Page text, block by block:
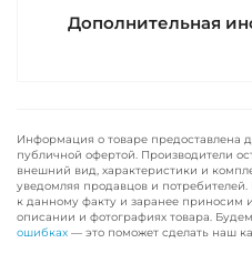
Дополнительная
Информация о товаре предоставлена
публичной офертой. Производители
внешний вид, характеристики и
уведомляя продавцов и
к данному факту и заранее приносим
описании и фотографиях товара.
ошибках — это поможет сделать наш